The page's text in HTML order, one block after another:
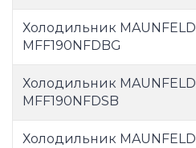
Холодильник MAUNFELD
MFF190NFDBG
Холодильник MAUNFELD
MFF190NFDSB
Холодильник MAUNFELD